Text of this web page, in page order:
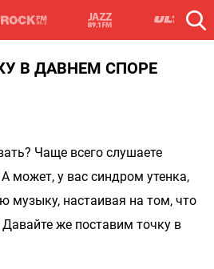
В ДАВНЕМ СПОРЕ
Чаще всего слушаете
может, у вас синдром утенка,
музыку, настаивая на том, что
же поставим точку в